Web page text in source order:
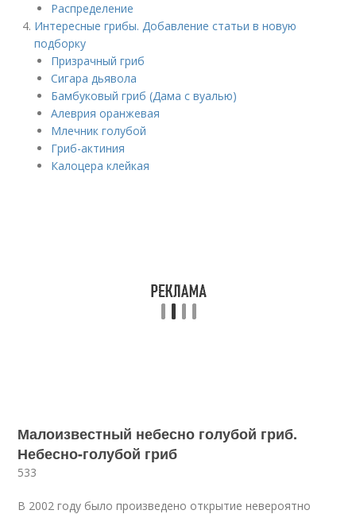
Распределение
Интересные грибы. Добавление статьи в новую
подборку
Призрачный гриб
Сигара дьявола
Бамбуковый гриб (Дама с вуалью)
Алеврия оранжевая
Млечник голубой
Гриб-актиния
Калоцера клейкая
Малоизвестный небесно голубой гриб.
Небесно-голубой гриб
533
В 2002 году было произведено открытие невероятно